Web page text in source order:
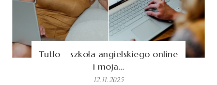
Tutlo – szkoła angielskiego online
i moja…
12.11.2025